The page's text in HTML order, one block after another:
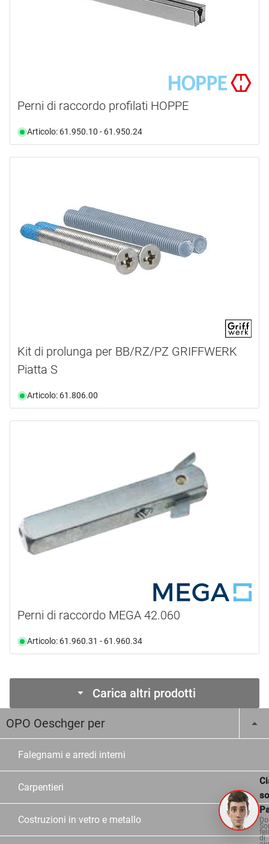
Perni di raccordo profilati HOPPE
Articolo: 61.950.10 - 61.950.24
Kit di prolunga per BB/RZ/PZ GRIFFWERK
Piatta S
Articolo: 61.806.00
Perni di raccordo MEGA 42.060
Articolo: 61.960.31 - 61.960.34
Carica altri prodotti
OPO Oeschger per
Falegnami e arredi interni
Carpentieri
Costruzioni in vetro e metallo
di